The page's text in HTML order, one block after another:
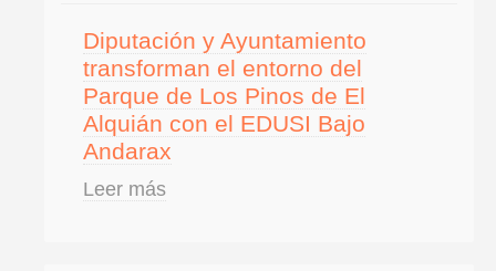
Diputación y Ayuntamiento
transforman el entorno del
Parque de Los Pinos de El
Alquián con el EDUSI Bajo
Andarax
Leer más